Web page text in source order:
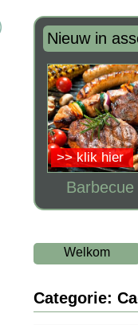
Nieuw in
>> klik hier
Welkom
Categorie: